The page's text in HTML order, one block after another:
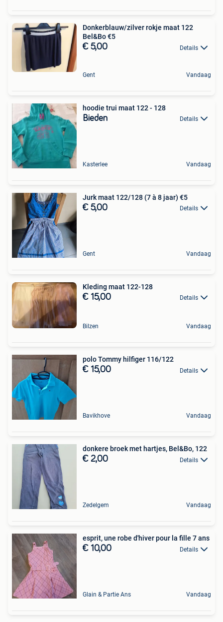
Donkerblauw/zilver rokje maat 122
Bel&Bo €5
€ 5,00 Details
Gent Vandaag
hoodie trui maat 122 - 128
Bieden Details
Kasterlee Vandaag
Jurk maat 122/128 (7 à 8 jaar) €5
€ 5,00 Details
Gent Vandaag
Kleding maat 122-128
€ 15,00 Details
Bilzen Vandaag
polo Tommy hilfiger 116/122
€ 15,00 Details
Bavikhove Vandaag
donkere broek met hartjes, Bel&Bo, 122
€ 2,00 Details
Zedelgem Vandaag
esprit, une robe d'hiver pour la fille 7 ans
€ 10,00 Details
Glain & Partie Ans Vandaag